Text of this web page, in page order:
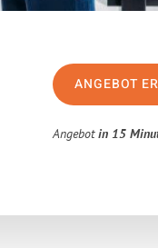
ANGEBOT
Angebotin 15